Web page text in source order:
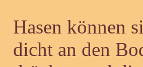
Hasen können
dicht an den